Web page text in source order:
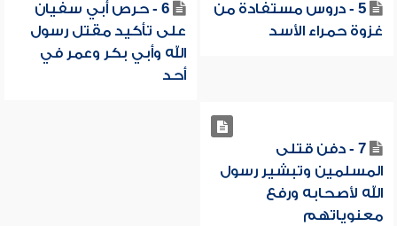
5 - دروس مستفادة من
غزوة حمراء الأسد
6 - حرص أبي سفيان
على تأكيد مقتل رسول
الله وأبي بكر وعمر في
أحد
7 - دفن قتلى
المسلمين وتبشير رسول
الله لأصحابه ورفع
معنوياتهم